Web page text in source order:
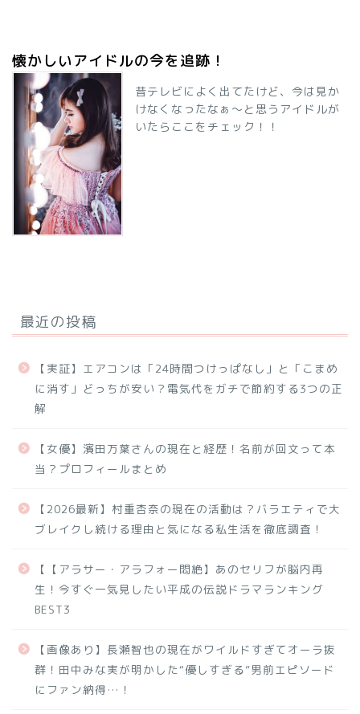
懐かしいアイドルの今を追跡！
昔テレビによく出てたけど、今は見か
けなくなったなぁ～と思うアイドルが
いたらここをチェック！！
最近の投稿
【実証】エアコンは「24時間つけっぱなし」と「こまめ
に消す」どっちが安い？電気代をガチで節約する3つの正
解
【女優】濱田万葉さんの現在と経歴！名前が回文って本
当？プロフィールまとめ
【2026最新】村重杏奈の現在の活動は？バラエティで大
ブレイクし続ける理由と気になる私生活を徹底調査！
【【アラサー・アラフォー悶絶】あのセリフが脳内再
生！今すぐ一気見したい平成の伝説ドラマランキング
BEST3
【画像あり】長瀬智也の現在がワイルドすぎてオーラ抜
群！田中みな実が明かした“優しすぎる”男前エピソード
にファン納得…！